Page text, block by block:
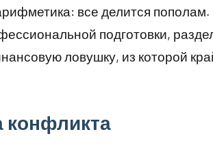
все делится
подготовки,
ловушку, из которой
конфликта